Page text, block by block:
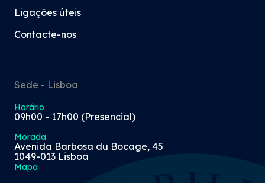
Ligações úteis
Contacte-nos
Sede - Lisboa
Horário
09h00 - 17h00 (Presencial)
Morada
Avenida Barbosa du Bocage, 45
1049-013 Lisboa
Mapa